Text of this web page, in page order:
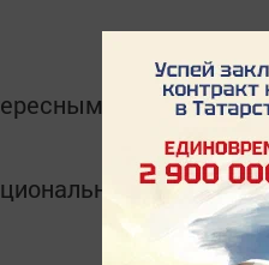
в Telegram-